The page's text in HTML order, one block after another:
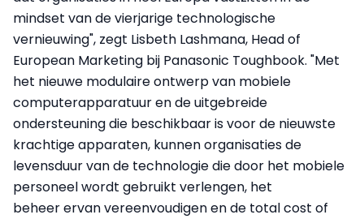
mindset van de vierjarige technologische
vernieuwing", zegt Lisbeth Lashmana, Head of
European Marketing bij Panasonic Toughbook. "Met
het nieuwe modulaire ontwerp van mobiele
computerapparatuur en de uitgebreide
ondersteuning die beschikbaar is voor de nieuwste
krachtige apparaten, kunnen organisaties de
levensduur van de technologie die door het mobiele
personeel wordt gebruikt verlengen, het
beheer ervan vereenvoudigen en de total cost of